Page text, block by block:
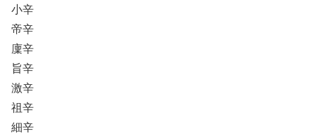
小辛
帝辛
廩辛
旨辛
激辛
祖辛
細辛